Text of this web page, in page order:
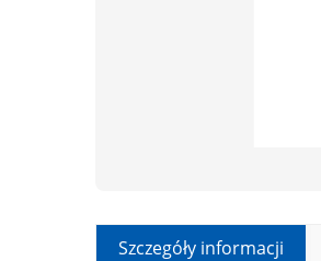
Szczegóły informacji